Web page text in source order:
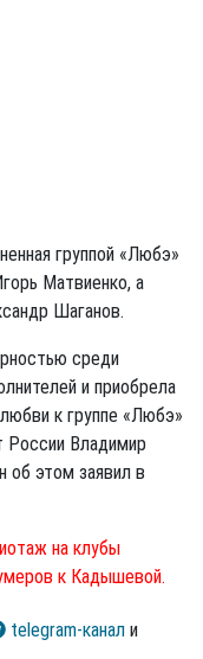
группой «Любэ»
Матвиенко, а
Шаганов.
среди
и приобрела
к группе «Любэ»
России Владимир
об этом заявил в
на клубы
к Кадышевой.
telegram-канал и